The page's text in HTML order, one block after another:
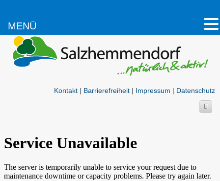
Kontakt | Barrierefreiheit | Impressum | Datenschutz
MENÜ